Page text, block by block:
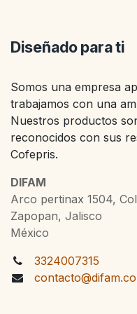
Diseñado para ti
Somos una empresa
trabajamos con una
Nuestros productos
reconocidos con sus
Cofepris.
DIFAM
Arco pertinax 1504,
Zapopan, Jalisco
México
3324007315